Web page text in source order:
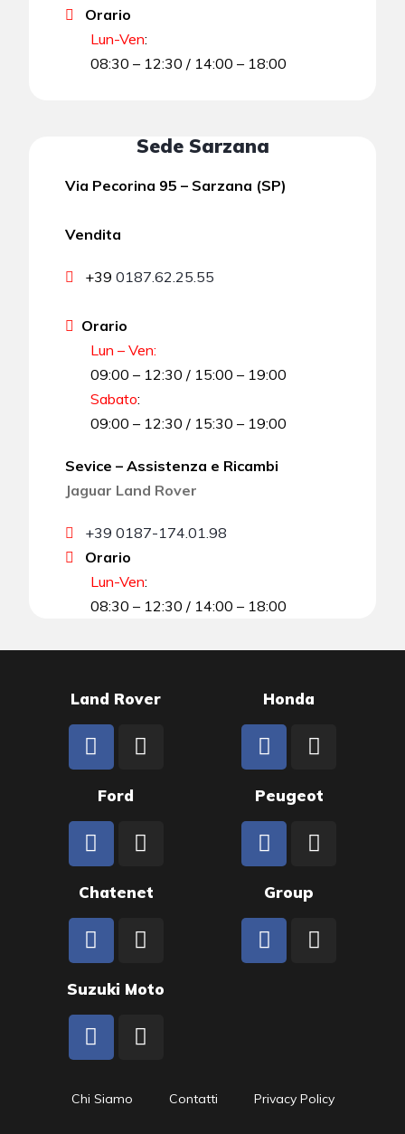
Orario
Lun-Ven:
08:30 – 12:30 / 14:00 – 18:00
Sede Sarzana
Via Pecorina 95 – Sarzana (SP)
Vendita
+390187.62.25.55
Orario
Lun – Ven:
09:00 – 12:30 / 15:00 – 19:00
Sabato:
09:00 – 12:30 / 15:30 – 19:00
Sevice – Assistenza e Ricambi
Jaguar Land Rover
+39 0187-174.01.98
Orario
Lun-Ven:
08:30 – 12:30 / 14:00 – 18:00
Land Rover Honda
Ford Peugeot
Chatenet Group
Suzuki Moto
Chi Siamo Contatti Privacy Policy